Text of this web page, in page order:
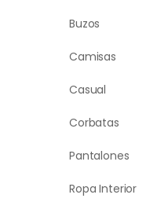
Buzos
Camisas
Casual
Corbatas
Pantalones
Ropa Interior